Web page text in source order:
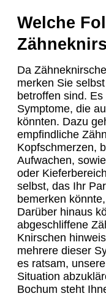
Welche
Da
merken Sie
betroffen sind.
Symptome, die
könnten. Dazu
empfindliche
Kopfschmerzen,
Aufwachen,
oder
selbst, das Ihr
bemerken
Darüber hinaus
abgeschliffene
Knirschen
mehrere dieser
es ratsam,
Situation
Bochum steht